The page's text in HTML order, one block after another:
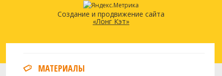
Создание и продвижение сайта
«Лонг Кэт»
МАТЕРИАЛЫ